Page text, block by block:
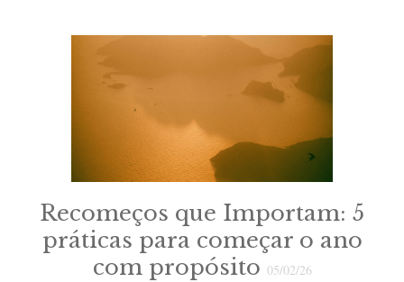
BLOG
SOBRE
FRUTÍFERAS
Recomeços que Importam: 5
práticas para começar o ano
com propósito 05/02/26